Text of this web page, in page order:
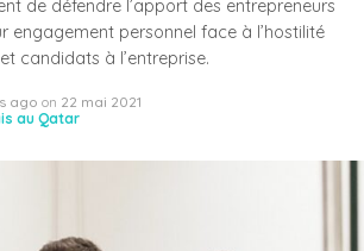
de défendre l’apport des entrepreneurs
engagement personnel face à l’hostilité
candidats à l’entreprise.
ago on 22 mai 2021
au Qatar